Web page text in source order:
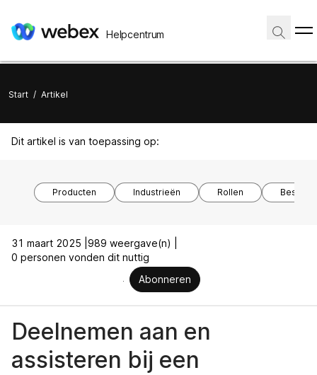
Helpcentrum
Start / Artikel
Dit artikel is van toepassing op:
Producten Industrieën Rollen
31 maart 2025 | 989 weergave(n) |
0 personen vonden dit nuttig
Abonneren
Deelnemen aan en
assisteren bij een